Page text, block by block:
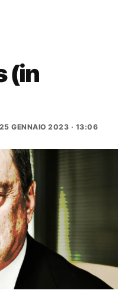
(in
25 GENNAIO 2023 · 13:06